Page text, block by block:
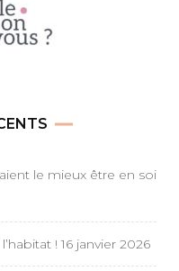
le mieux être en soi
! 16 janvier 2026